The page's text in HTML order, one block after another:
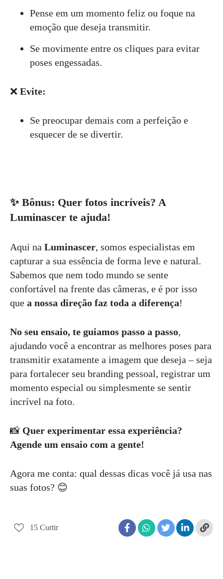
Pense em um momento feliz ou foque na
emoção que deseja transmitir.
Se movimente entre os cliques para evitar
poses engessadas.
❌ Evite:
Se preocupar demais com a perfeição e
esquecer de se divertir.
✨ Bônus: Quer fotos incríveis? A
Luminascer te ajuda!
Aqui na Luminascer, somos especialistas em
capturar a sua essência de forma leve e natural.
Sabemos que nem todo mundo se sente
confortável na frente das câmeras, e é por isso
que a nossa direção faz toda a diferença!
No seu ensaio, te guiamos passo a passo,
ajudando você a encontrar as melhores poses para
transmitir exatamente a imagem que deseja – seja
para fortalecer seu branding pessoal, registrar um
momento especial ou simplesmente se sentir
incrível na foto.
📸 Quer experimentar essa experiência?
Agende um ensaio com a gente!
Agora me conta: qual dessas dicas você já usa nas
suas fotos? 😊
15 Curtir